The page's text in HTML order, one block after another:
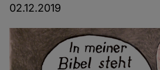
02.12.2019